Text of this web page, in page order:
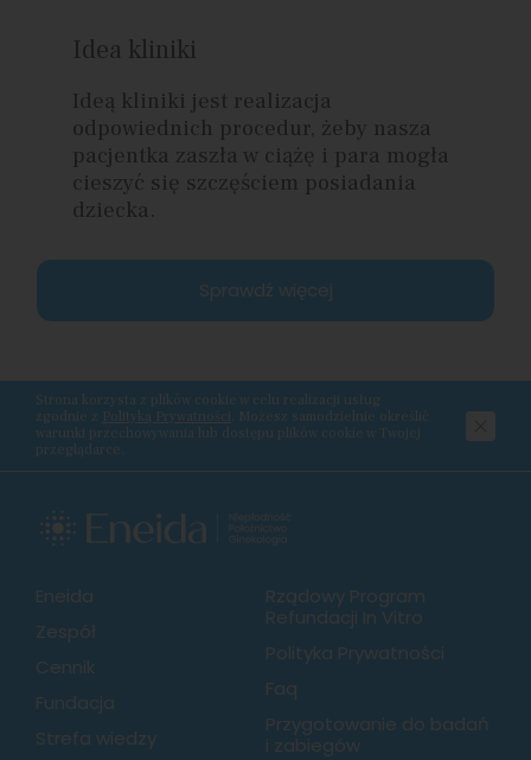
Idea kliniki
Ideą kliniki jest realizacja
odpowiednich procedur, żeby nasza
pacjentka zaszła w ciążę i para mogła
cieszyć się szczęściem posiadania
dziecka.
Sprawdź więcej
Strona korzysta z plików cookie w celu realizacji usług
zgodnie z Polityką Prywatności . Możesz samodzielnie określić
warunki przechowywania lub dostępu plików cookie w Twojej
przeglądarce.
Eneida
Zespół
Cennik
Fundacja
Strefa wiedzy
Rządowy Program
Refundacji In Vitro
Polityka Prywatności
Faq
Przygotowanie do badań
i zabiegów